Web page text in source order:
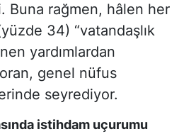
Buna rağmen, hâlen her
34) “vatandaşlık
yardımlardan
genel nüfus
seyrediyor.
istihdam uçurumu